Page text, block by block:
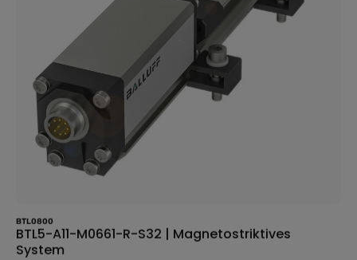
BTL0800
BTL5-A11-M0661-R-S32 | Magnetostriktives
System